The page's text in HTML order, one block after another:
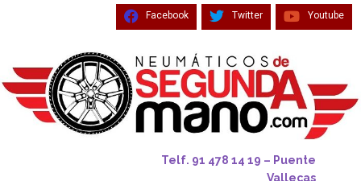
Facebook Twitter Youtube
Telf. 91 478 14 19 – Puente
Vallecas